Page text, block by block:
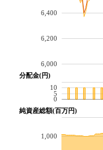
6,000
6,200
6,400
分配金(円)
0
5
10
純資産総額(百万円)
1,000